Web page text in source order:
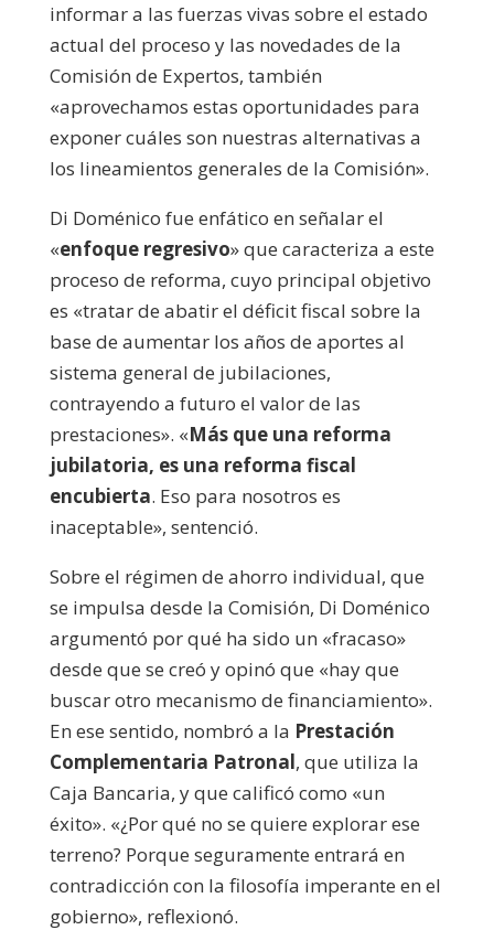
informar a las fuerzas vivas sobre el estado
actual del proceso y las novedades de la
Comisión de Expertos, también
«aprovechamos estas oportunidades para
exponer cuáles son nuestras alternativas a
los lineamientos generales de la Comisión».
Di Doménico fue enfático en señalar el
«enfoque regresivo» que caracteriza a este
proceso de reforma, cuyo principal objetivo
es «tratar de abatir el déficit fiscal sobre la
base de aumentar los años de aportes al
sistema general de jubilaciones,
contrayendo a futuro el valor de las
prestaciones». «Más que una reforma
jubilatoria, es una reforma fiscal
encubierta. Eso para nosotros es
inaceptable», sentenció.
Sobre el régimen de ahorro individual, que
se impulsa desde la Comisión, Di Doménico
argumentó por qué ha sido un «fracaso»
desde que se creó y opinó que «hay que
buscar otro mecanismo de financiamiento».
En ese sentido, nombró a la Prestación
Complementaria Patronal, que utiliza la
Caja Bancaria, y que calificó como «un
éxito». «¿Por qué no se quiere explorar ese
terreno? Porque seguramente entrará en
contradicción con la filosofía imperante en el
gobierno», reflexionó.